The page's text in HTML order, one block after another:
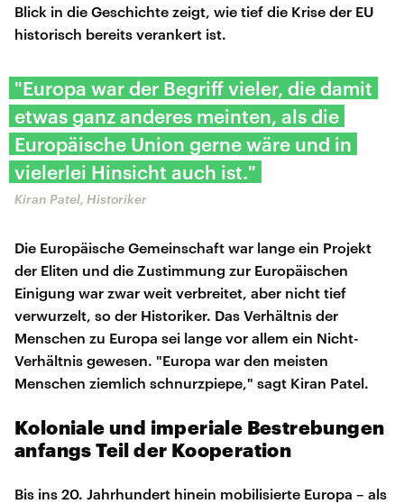
Blick in die Geschichte zeigt, wie tief die Krise der EU
historisch bereits verankert ist.
"Europa war der Begriff vieler, die damit
etwas ganz anderes meinten, als die
Europäische Union gerne wäre und in
vielerlei Hinsicht auch ist."
Kiran Patel, Historiker
Die Europäische Gemeinschaft war lange ein Projekt
der Eliten und die Zustimmung zur Europäischen
Einigung war zwar weit verbreitet, aber nicht tief
verwurzelt, so der Historiker. Das Verhältnis der
Menschen zu Europa sei lange vor allem ein Nicht-
Verhältnis gewesen. "Europa war den meisten
Menschen ziemlich schnurzpiepe," sagt Kiran Patel.
Koloniale und imperiale Bestrebungen
anfangs Teil der Kooperation
Bis ins 20. Jahrhundert hinein mobilisierte Europa – als